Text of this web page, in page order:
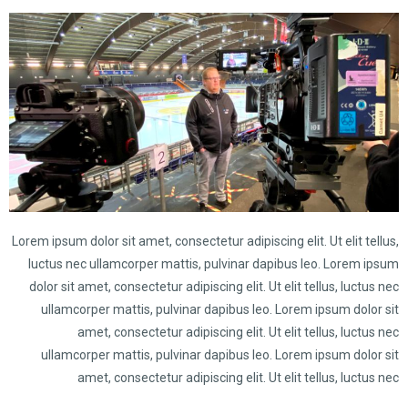
Lorem ipsum dolor sit amet, consectetur adipiscing elit. Ut elit tellus,
luctus nec ullamcorper mattis, pulvinar dapibus leo. Lorem ipsum
dolor sit amet, consectetur adipiscing elit. Ut elit tellus, luctus nec
ullamcorper mattis, pulvinar dapibus leo. Lorem ipsum dolor sit
amet, consectetur adipiscing elit. Ut elit tellus, luctus nec
ullamcorper mattis, pulvinar dapibus leo. Lorem ipsum dolor sit
amet, consectetur adipiscing elit. Ut elit tellus, luctus nec